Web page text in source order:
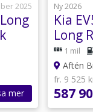
2025
mer
Ny 2026
Kia
Long
Ink1 mil
Aftén
fr. 9 525
587